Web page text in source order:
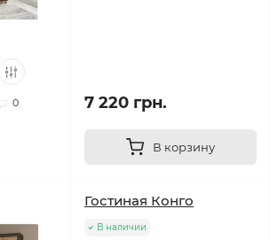
0 7 220 грн.
В корзину
Гостиная Конго
В наличии